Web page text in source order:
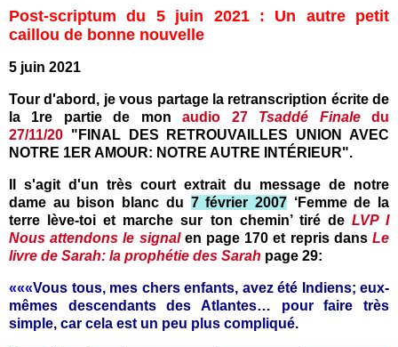
Post-scriptum du 5 juin 2021 : Un autre petit
caillou de bonne nouvelle
5 juin 2021
Tour d'abord, je vous partage la retranscription écrite de
la 1re partie de monaudio 27 Tsaddé Finaledu
27/11/20 "FINAL DES RETROUVAILLES UNION AVEC
NOTRE 1ER AMOUR: NOTRE AUTRE INTÉRIEUR".
Il s'agit d'un très court extrait du message de notre
dame au bison blanc du 7 février 2007‘Femme de la
terre lève-toi et marche sur ton chemin’ tiré de LVP I
Nous attendons le signalen page 170 et repris dansLe
livre de Sarah: la prophétie des Sarah page 29:
«««Vous tous, mes chers enfants, avez été Indiens; eux-
mêmes descendants des Atlantes… pour faire très
simple, car cela est un peu plus compliqué.